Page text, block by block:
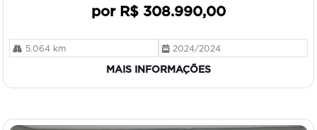
por R$ 308.990,00
5.064 km 2024/2024
MAIS INFORMAÇÕES